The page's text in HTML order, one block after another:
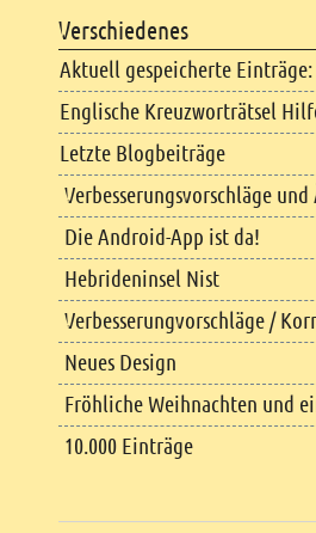
Verschiedenes
Aktuell gespeicherte Einträge:
Englische Kreuzworträtsel
Letzte Blogbeiträge
Verbesserungsvorschläge
Die Android-App ist da!
Hebrideninsel Nist
Verbesserungvorschläge /
Neues Design
Fröhliche Weihnachten und
10.000 Einträge